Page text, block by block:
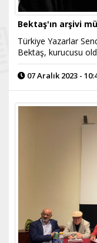
Bektaş'ın arşivi
Türkiye Yazarlar
Bektaş, kurucusu
07 Aralık 2023 -